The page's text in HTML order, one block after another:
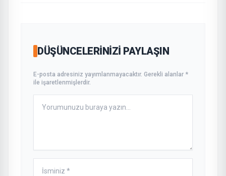
DÜŞÜNCELERINIZI PAYLAŞIN
E-posta adresiniz yayımlanmayacaktır. Gerekli alanlar *
ile işaretlenmişlerdir.